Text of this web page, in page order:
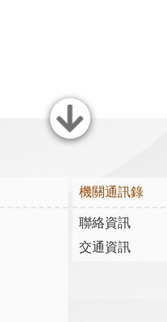
關閉
機關通訊錄
聯絡資訊
交通資訊